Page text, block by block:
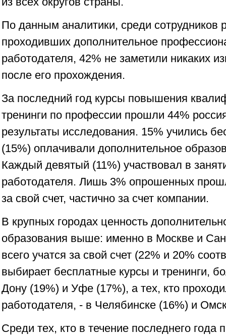
По данным аналитики, среди сотрудников
проходивших дополнительное
работодателя, 42% не заметили никаких
после его прохождения.
За последний год курсы повышения
тренинги по профессии прошли 44%
результаты исследования. 15% учились
(15%) оплачивали дополнительное
Каждый девятый (11%) участвовал в
работодателя. Лишь 3% опрошенных
за свой счет, частично за счет компании.
В крупных городах ценность
образования выше: именно в Москве и
всего учатся за свой счет (22% и 20%
выбирает бесплатные курсы и тренинги,
Дону (19%) и Уфе (17%), а тех, кто
работодателя, - в Челябинске (16%) и
Среди тех, кто в течение последнего года